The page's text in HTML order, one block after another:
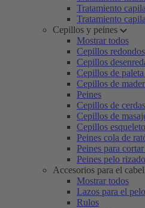
Tratamiento
Tratamiento
Cepillos y peines
Mostrar todos
Cepillos redondos
Cepillos
Cepillos de
Cepillos de
Peines
Cepillos de
Cepillos de
Cepillos esqueleto
Peines cola de
Peines para
Peines pelo rizado
Accesorios para el
Mostrar todos
Lazos para el pelo
Rulos